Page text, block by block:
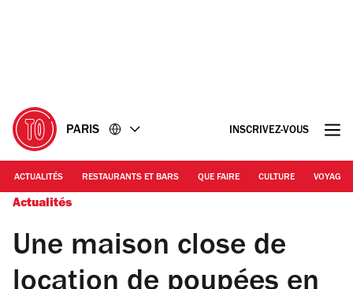
PARIS INSCRIVEZ-VOUS
ACTUALITÉS RESTAURANTS ET BARS QUE FAIRE CULTURE VOYAGE
Actualités
Une maison close de